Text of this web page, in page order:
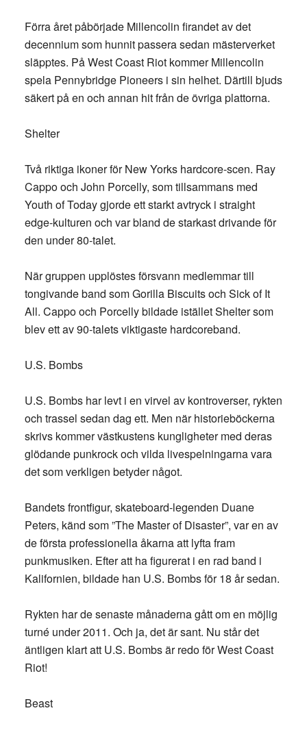
Förra året påbörjade Millencolin firandet av det
decennium som hunnit passera sedan mästerverket
släpptes. På West Coast Riot kommer Millencolin
spela Pennybridge Pioneers i sin helhet. Därtill bjuds
säkert på en och annan hit från de övriga plattorna.
Shelter
Två riktiga ikoner för New Yorks hardcore-scen. Ray
Cappo och John Porcelly, som tillsammans med
Youth of Today gjorde ett starkt avtryck i straight
edge-kulturen och var bland de starkast drivande för
den under 80-talet.
När gruppen upplöstes försvann medlemmar till
tongivande band som Gorilla Biscuits och Sick of It
All. Cappo och Porcelly bildade istället Shelter som
blev ett av 90-talets viktigaste hardcoreband.
U.S. Bombs
U.S. Bombs har levt i en virvel av kontroverser, rykten
och trassel sedan dag ett. Men när historieböckerna
skrivs kommer västkustens kungligheter med deras
glödande punkrock och vilda livespelningarna vara
det som verkligen betyder något.
Bandets frontfigur, skateboard-legenden Duane
Peters, känd som ”The Master of Disaster”, var en av
de första professionella åkarna att lyfta fram
punkmusiken. Efter att ha figurerat i en rad band i
Kalifornien, bildade han U.S. Bombs för 18 år sedan.
Rykten har de senaste månaderna gått om en möjlig
turné under 2011. Och ja, det är sant. Nu står det
äntligen klart att U.S. Bombs är redo för West Coast
Riot!
Beast